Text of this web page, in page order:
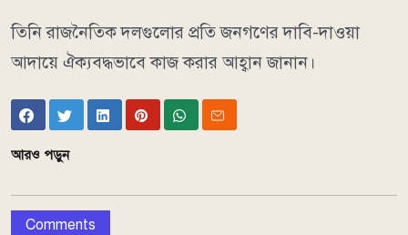
তিনি রাজনৈতিক দলগুলোর প্রতি জনগণের দাবি-দাওয়া
আদায়ে ঐক্যবদ্ধভাবে কাজ করার আহ্বান জানান।
আরও পড়ুন
Comments